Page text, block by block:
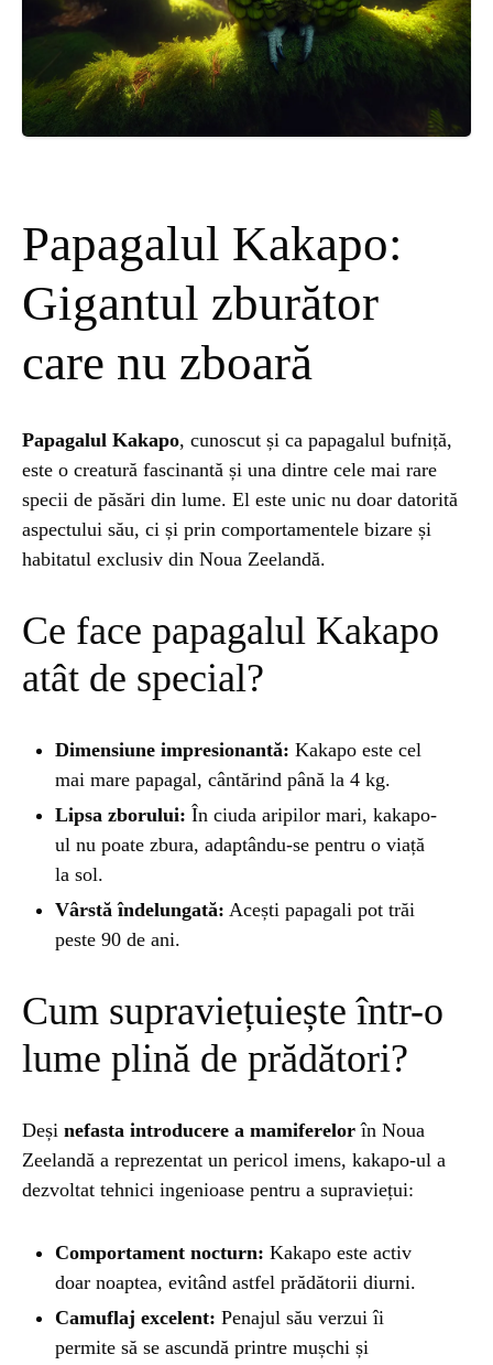
Papagalul Kakapo:
Gigantul zburător
care nu zboară
Papagalul Kakapo, cunoscut și ca papagalul bufniță,
este o creatură fascinantă și una dintre cele mai rare
specii de păsări din lume. El este unic nu doar datorită
aspectului său, ci și prin comportamentele bizare și
habitatul exclusiv din Noua Zeelandă.
Ce face papagalul Kakapo
atât de special?
Dimensiune impresionantă: Kakapo este cel
mai mare papagal, cântărind până la 4 kg.
Lipsa zborului: În ciuda aripilor mari, kakapo-
ul nu poate zbura, adaptându-se pentru o viață
la sol.
Vârstă îndelungată: Acești papagali pot trăi
peste 90 de ani.
Cum supraviețuiește într-o
lume plină de prădători?
Deși nefasta introducere a mamiferelor în Noua
Zeelandă a reprezentat un pericol imens, kakapo-ul a
dezvoltat tehnici ingenioase pentru a supraviețui:
Comportament nocturn: Kakapo este activ
doar noaptea, evitând astfel prădătorii diurni.
Camuflaj excelent: Penajul său verzui îi
permite să se ascundă printre mușchi și
ANIMALE
OAMENI
INSTALEAZ
APLICATIA
POPULAR
STIRI 1 year ago
Barajul Trei Defileuri a Încetinit Rotația
BLOG 2 years ago
Seriale turcesti:Top 5 cele mai bune seriale
2 years ago
Espressor paduri Senseo blocat?Afla cum îl
poti debloca
Ai simțit vreodată deja-vu? Află de ce se
întâmplă